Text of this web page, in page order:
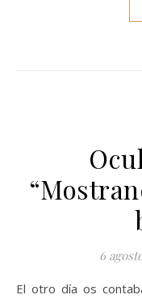
6
El otro día os contaba como incluir nuevas secciones en